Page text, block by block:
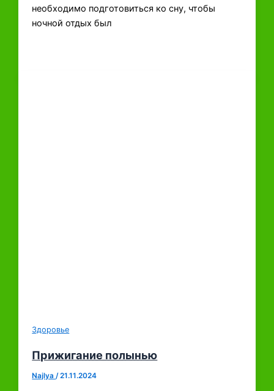
необходимо подготовиться ко сну, чтобы
ночной отдых был
Здоровье
Прижигание полынью
Najlya/21.11.2024